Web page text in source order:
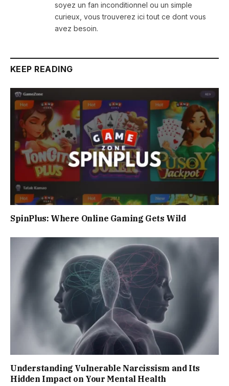
soyez un fan inconditionnel ou un simple
curieux, vous trouverez ici tout ce dont vous
avez besoin.
KEEP READING
SpinPlus: Where Online Gaming Gets Wild
Understanding Vulnerable Narcissism and Its
Hidden Impact on Your Mental Health